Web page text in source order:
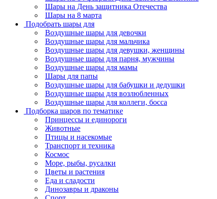
Шары на День защитника Отечества
Шары на 8 марта
Подобрать шары для
Воздушные шары для девочки
Воздушные шары для мальчика
Воздушные шары для девушки, женщины
Воздушные шары для парня, мужчины
Воздушные шары для мамы
Шары для папы
Воздушные шары для бабушки и дедушки
Воздушные шары для возлюбленных
Воздушные шары для коллеги, босса
Подборка шаров по тематике
Принцессы и единороги
Животные
Птицы и насекомые
Транспорт и техника
Космос
Море, рыбы, русалки
Цветы и растения
Еда и сладости
Динозавры и драконы